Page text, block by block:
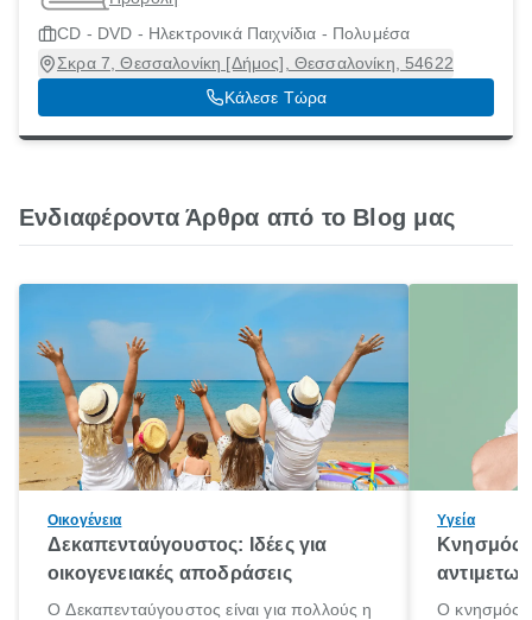
CD - DVD - Ηλεκτρονικά Παιχνίδια - Πολυμέσα
Σκρα 7, Θεσσαλονίκη [Δήμος], Θεσσαλονίκη, 54622
Κάλεσε Τώρα
Ενδιαφέροντα Άρθρα από το Blog μας
Οικογένεια
Δεκαπενταύγουστος: Ιδέες για
οικογενειακές αποδράσεις
Ο Δεκαπενταύγουστος είναι για πολλούς η
Υγεία
Κνησμός:
Ο κνησμός